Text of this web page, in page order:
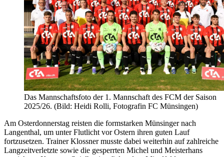
Das Mannschaftsfoto der 1. Mannschaft des FCM der Saison
2025/26. (Bild: Heidi Rolli, Fotografin FC Münsingen)
Am Osterdonnerstag reisten die formstarken Münsinger nach
Langenthal, um unter Flutlicht vor Ostern ihren guten Lauf
fortzusetzen. Trainer Klossner musste dabei weiterhin auf zahlreiche
Langzeitverletzte sowie die gesperrten Michel und Meisterhans